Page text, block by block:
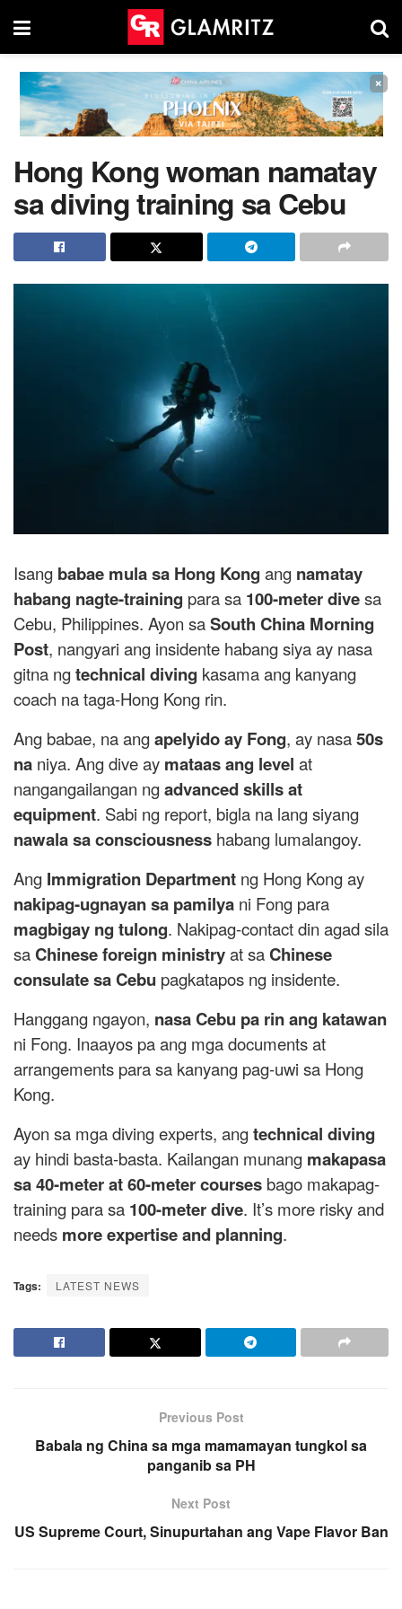
×
Hong Kong woman namatay
sa diving training sa Cebu
Isang babae mula sa Hong Kong ang namatay
habang nagte-training para sa 100-meter divesa
Cebu, Philippines. Ayon saSouth China Morning
Post, nangyari ang insidente habang siya ay nasa
gitna ngtechnical diving kasama ang kanyang
coach na taga-Hong Kong rin.
Ang babae, na angapelyido ay Fong, ay nasa50s
na niya. Ang dive ay mataas ang level at
nangangailangan ngadvanced skills at
equipment. Sabi ng report, bigla na lang siyang
nawala sa consciousness habang lumalangoy.
Ang Immigration Department ng Hong Kong ay
nakipag-ugnayan sa pamilya ni Fong para
magbigay ng tulong. Nakipag-contact din agad sila
saChinese foreign ministryat saChinese
consulate sa Cebu pagkatapos ng insidente.
Hanggang ngayon, nasa Cebu pa rin ang katawan
ni Fong. Inaayos pa ang mga documents at
arrangements para sa kanyang pag-uwi sa Hong
Kong.
Ayon sa mga diving experts, angtechnical diving
ay hindi basta-basta. Kailangan munang makapasa
sa 40-meter at 60-meter courses bago makapag-
training para sa 100-meter dive. It’s more risky and
needs more expertise and planning.
Tags: LATEST NEWS
Previous Post
Babala ng China sa mga mamamayan tungkol sa
panganib sa PH
Next Post
US Supreme Court, Sinupurtahan ang Vape Flavor Ban